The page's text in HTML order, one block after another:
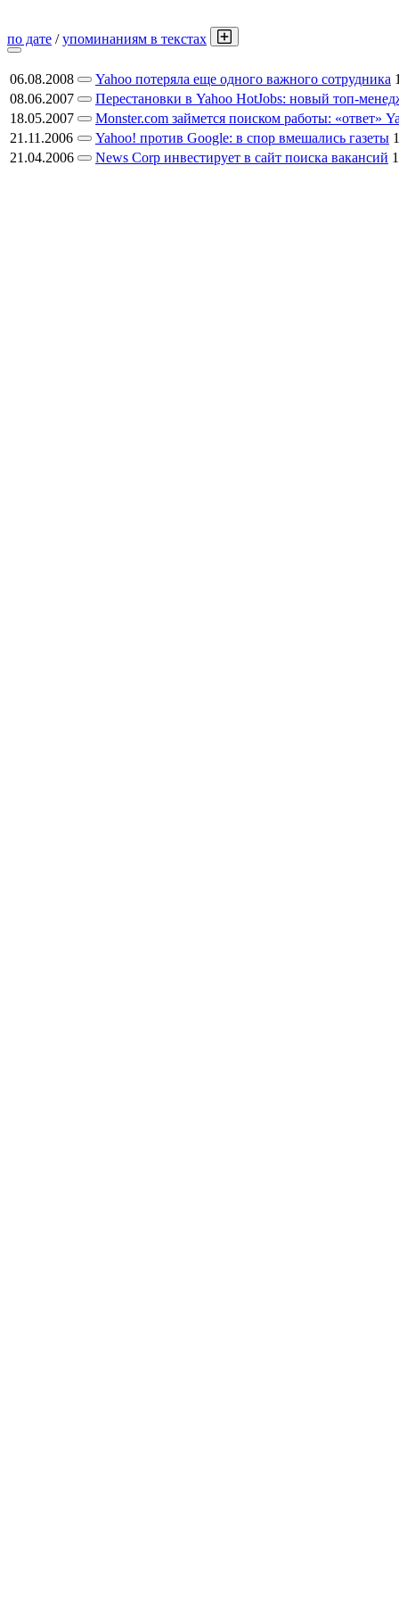
по дате /упоминаниям в текстах
06.08.2008 Yahoo потеряла еще одного важного сотрудника
08.06.2007
Перестановки в Yahoo HotJobs: новый топ-
18.05.2007
Monster.com займется поиском работы: «ответ»
21.11.2006
Yahoo! против Google: в спор вмешались газеты 1
21.04.2006
News Corp инвестирует в сайт поиска вакансий 1